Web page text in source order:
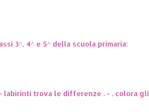
3^, 4^ e 5^ della scuola primaria:
labirinti trova le differenze . - . colora gli